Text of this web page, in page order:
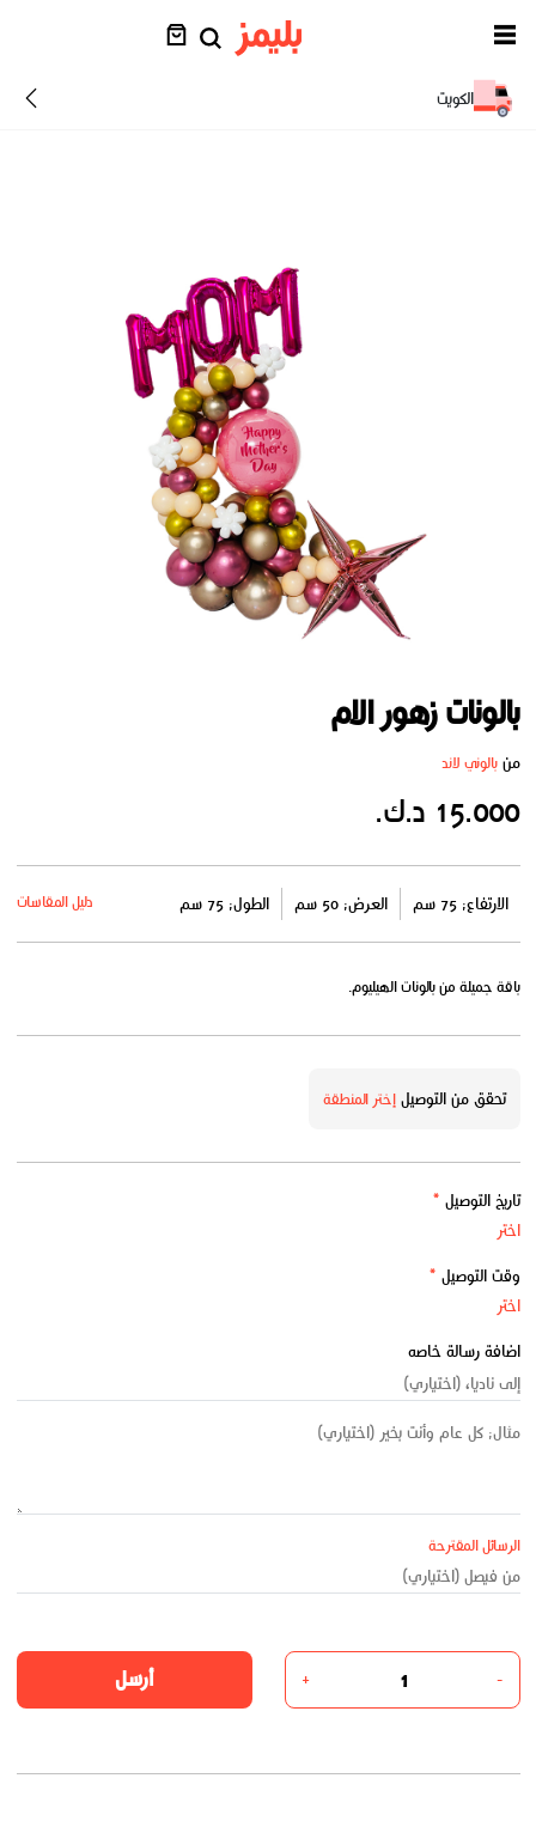
الكويت
بالونات زهور الام
منبالوني لاند
15.000 د.ك.
الارتفاع: 75 سم العرض: 50 سم الطول: 75 سم دليل المقاسات
باقة جميلة من بالونات الهيليوم.
تحقق من التوصيلإختر المنطقة
تاريخ التوصيل *
وقت التوصيل *
اضافة رسالة خاصه
الرسائل المقترحة
-
+ أرسل